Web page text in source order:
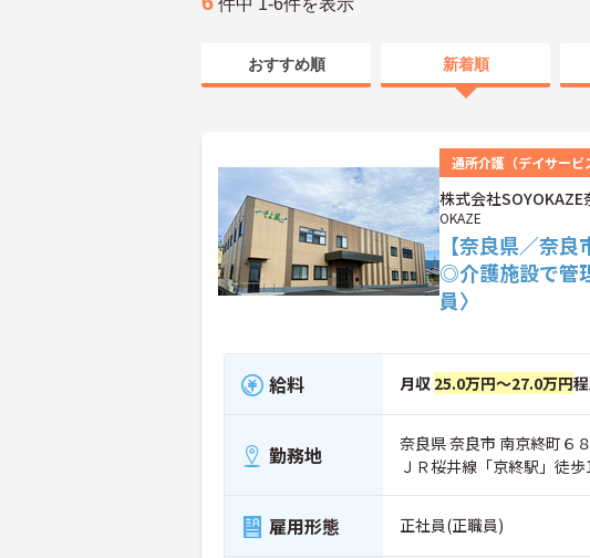
おすすめ順 新着順
通所介護（デイサービ
株式会社
OKAZE
【奈良県／奈
◎介護施設で管
員〉
給料 月収 25.0万円～27.0万円
勤務地
奈良県 奈良市 南京終町６
ＪＲ桜井線「京終駅」徒
雇用形態 正社員(正職員)